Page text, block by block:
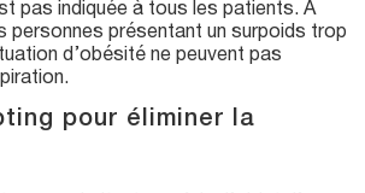
pas indiquée à tous les patients. A
personnes présentant un surpoids trop
d’obésité ne peuvent pas
pour éliminer la